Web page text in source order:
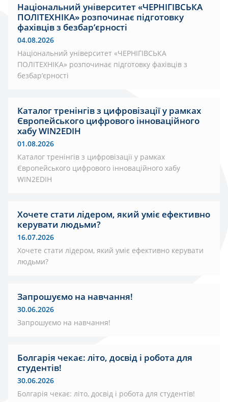
Національний університет «ЧЕРНІГІВСЬКА
ПОЛІТЕХНІКА» розпочинає підготовку
фахівців з безбар’єрності
04.08.2026
Національний університет «ЧЕРНІГІВСЬКА
ПОЛІТЕХНІКА» розпочинає підготовку фахівців з
безбар’єрності
Каталог тренінгів з цифровізації у рамках
Європейського цифрового інноваційного
хабу WIN2EDIH
01.08.2026
Каталог тренінгів з цифровізації у рамках
Європейського цифрового інноваційного хабу
WIN2EDIH
Хочете стати лідером, який уміє ефективно
керувати людьми?
16.07.2026
Хочете стати лідером, який уміє ефективно керувати
людьми?
Запрошуємо на навчання!
30.06.2026
Запрошуємо на навчання!
Болгарія чекає: літо, досвід і робота для
студентів!
30.06.2026
Болгарія чекає: літо, досвід і робота для студентів!